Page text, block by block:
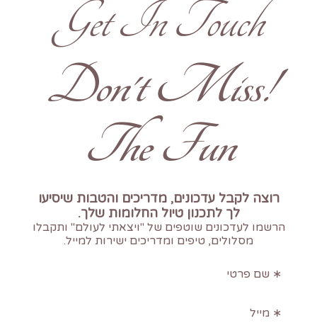
Get In Touch
!Don't Miss
The Fun